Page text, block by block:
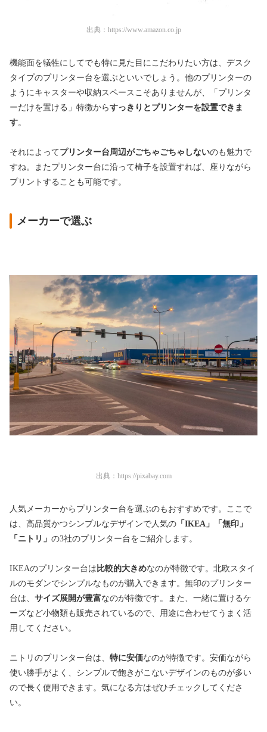
出典： https://www.amazon.co.jp
機能面を犠牲にしてでも特に見た目にこだわりたい方は、デスク
タイプのプリンター台を選ぶといいでしょう。他のプリンターの
ようにキャスターや収納スペースこそありませんが、「プリンタ
ーだけを置ける」特徴からすっきりとプリンターを設置できま
す。
それによってプリンター台周辺がごちゃごちゃしないのも魅力で
すね。またプリンター台に沿って椅子を設置すれば、座りながら
プリントすることも可能です。
メーカーで選ぶ
出典： https://pixabay.com
人気メーカーからプリンター台を選ぶのもおすすめです。ここで
は、高品質かつシンプルなデザインで人気の 「IKEA」「無印」
「ニトリ」 の3社のプリンター台をご紹介します。
IKEAのプリンター台は 比較的大きめなのが特徴です。北欧スタイ
ルのモダンでシンプルなものが購入できます。無印のプリンター
台は、 サイズ展開が豊富なのが特徴です。また、一緒に置けるケ
ーズなど小物類も販売されているので、用途に合わせてうまく活
用してください。
ニトリのプリンター台は、 特に安価なのが特徴です。安価ながら
使い勝手がよく、シンプルで飽きがこないデザインのものが多い
ので長く使用できます。気になる方はぜひチェックしてくださ
い。